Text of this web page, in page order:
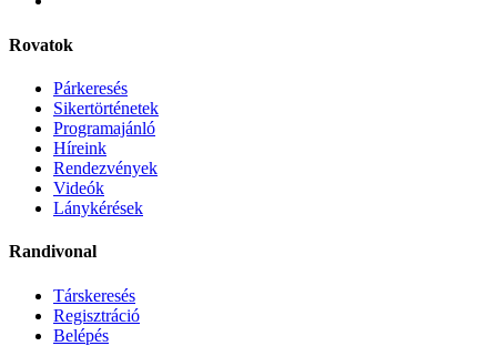
Rovatok
Párkeresés
Sikertörténetek
Programajánló
Híreink
Rendezvények
Videók
Lánykérések
Randivonal
Társkeresés
Regisztráció
Belépés